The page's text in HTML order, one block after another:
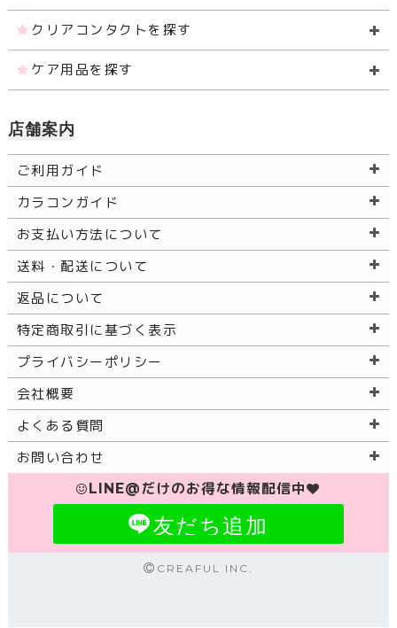
クリアコンタクトを探す
ケア用品を探す
店舗案内
ご利用ガイド
カラコンガイド
お支払い方法について
送料・配送について
返品について
特定商取引に基づく表示
プライバシーポリシー
会社概要
よくある質問
お問い合わせ
LINE@だけのお得な情報配信中
友だち追加
CREAFUL INC.